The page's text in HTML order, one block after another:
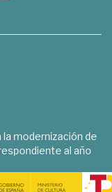
la modernización de
al año